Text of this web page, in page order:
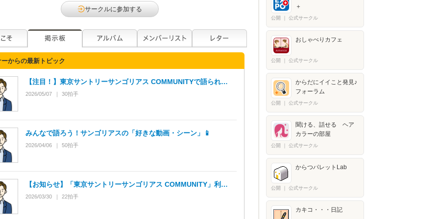
サークルに参加する
からの最新トピック
【注目！】東京サントリーサンゴリアス COMMUNITYで語られ…
2026/05/07 30拍手
みんなで語ろう！サンゴリアスの「好きな動画・シーン」📱
2026/04/06 50拍手
【お知らせ】「東京サントリーサンゴリアス COMMUNITY」利…
2026/03/30 22拍手
＋​
公開 公式サークル
おしゃべりカフェ
公開 公式サークル
からだにイイこと発見♪
フォーラム
公開 公式サークル
聞ける、話せる ヘア
カラーの部屋
公開 公式サークル
からつパレットLab
公開 公式サークル
カキコ・・・日記